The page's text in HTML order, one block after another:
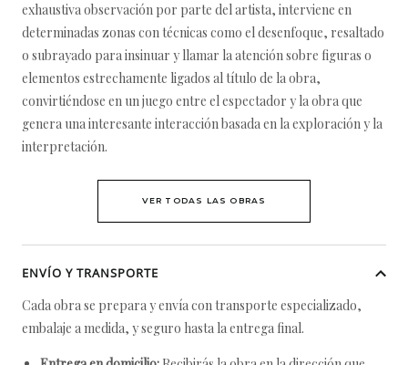
exhaustiva observación por parte del artista, interviene en
determinadas zonas con técnicas como el desenfoque, resaltado
o subrayado para insinuar y llamar la atención sobre figuras o
elementos estrechamente ligados al título de la obra,
convirtiéndose en un juego entre el espectador y la obra que
genera una interesante interacción basada en la exploración y la
interpretación.
VER TODAS LAS OBRAS
ENVÍO Y TRANSPORTE
Cada obra se prepara y envía con transporte especializado,
embalaje a medida, y seguro hasta la entrega final.